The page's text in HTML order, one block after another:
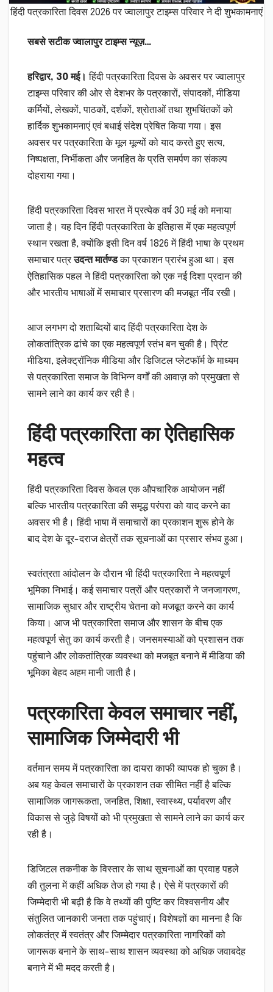
हिंदी पत्रकारिता दिवस 2026 पर ज्वालापुर टाइम्स परिवार ने दी शुभकामनाएं
सबसे सटीक ज्वालापुर टाइम्स न्यूज़…
हरिद्वार, 30 मई। हिंदी पत्रकारिता दिवस के अवसर पर ज्वालापुर
टाइम्स परिवार की ओर से देशभर के पत्रकारों, संपादकों, मीडिया
कर्मियों, लेखकों, पाठकों, दर्शकों, श्रोताओं तथा शुभचिंतकों को
हार्दिक शुभकामनाएं एवं बधाई संदेश प्रेषित किया गया। इस
अवसर पर पत्रकारिता के मूल मूल्यों को याद करते हुए सत्य,
निष्पक्षता, निर्भीकता और जनहित के प्रति समर्पण का संकल्प
दोहराया गया।
हिंदी पत्रकारिता दिवस भारत में प्रत्येक वर्ष 30 मई को मनाया
जाता है। यह दिन हिंदी पत्रकारिता के इतिहास में एक महत्वपूर्ण
स्थान रखता है, क्योंकि इसी दिन वर्ष 1826 में हिंदी भाषा के प्रथम
समाचार पत्रउदन्त मार्तण्डका प्रकाशन प्रारंभ हुआ था। इस
ऐतिहासिक पहल ने हिंदी पत्रकारिता को एक नई दिशा प्रदान की
और भारतीय भाषाओं में समाचार प्रसारण की मजबूत नींव रखी।
आज लगभग दो शताब्दियों बाद हिंदी पत्रकारिता देश के
लोकतांत्रिक ढांचे का एक महत्वपूर्ण स्तंभ बन चुकी है। प्रिंट
मीडिया, इलेक्ट्रॉनिक मीडिया और डिजिटल प्लेटफॉर्म के माध्यम
से पत्रकारिता समाज के विभिन्न वर्गों की आवाज़ को प्रमुखता से
सामने लाने का कार्य कर रही है।
हिंदी पत्रकारिता का ऐतिहासिक
महत्व
हिंदी पत्रकारिता दिवस केवल एक औपचारिक आयोजन नहीं
बल्कि भारतीय पत्रकारिता की समृद्ध परंपरा को याद करने का
अवसर भी है। हिंदी भाषा में समाचारों का प्रकाशन शुरू होने के
बाद देश के दूर-दराज क्षेत्रों तक सूचनाओं का प्रसार संभव हुआ।
स्वतंत्रता आंदोलन के दौरान भी हिंदी पत्रकारिता ने महत्वपूर्ण
भूमिका निभाई। कई समाचार पत्रों और पत्रकारों ने जनजागरण,
सामाजिक सुधार और राष्ट्रीय चेतना को मजबूत करने का कार्य
किया। आज भी पत्रकारिता समाज और शासन के बीच एक
महत्वपूर्ण सेतु का कार्य करती है। जनसमस्याओं को प्रशासन तक
पहुंचाने और लोकतांत्रिक व्यवस्था को मजबूत बनाने में मीडिया की
भूमिका बेहद अहम मानी जाती है।
पत्रकारिता केवल समाचार नहीं,
सामाजिक जिम्मेदारी भी
वर्तमान समय में पत्रकारिता का दायरा काफी व्यापक हो चुका है।
अब यह केवल समाचारों के प्रकाशन तक सीमित नहीं है बल्कि
सामाजिक जागरूकता, जनहित, शिक्षा, स्वास्थ्य, पर्यावरण और
विकास से जुड़े विषयों को भी प्रमुखता से सामने लाने का कार्य कर
रही है।
डिजिटल तकनीक के विस्तार के साथ सूचनाओं का प्रवाह पहले
की तुलना में कहीं अधिक तेज हो गया है। ऐसे में पत्रकारों की
जिम्मेदारी भी बढ़ी है कि वे तथ्यों की पुष्टि कर विश्वसनीय और
संतुलित जानकारी जनता तक पहुंचाएं। विशेषज्ञों का मानना है कि
लोकतंत्र में स्वतंत्र और जिम्मेदार पत्रकारिता नागरिकों को
जागरूक बनाने के साथ-साथ शासन व्यवस्था को अधिक जवाबदेह
बनाने में भी मदद करती है।